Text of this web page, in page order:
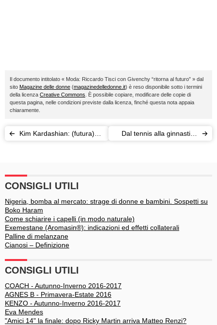
Il documento intitolato « Moda: Riccardo Tisci con Givenchy “ritorna al futuro” » dal
sito Magazine delle donne (magazinedelledonne.it) è reso disponibile sotto i termini
della licenza Creative Commons . È possibile copiare, modificare delle copie di
questa pagina, nelle condizioni previste dalla licenza, finché questa nota appaia
chiaramente.
Kim Kardashian: (futura)
Dal tennis alla ginnastica
CONSIGLI UTILI
Nigeria, bomba al mercato: strage di donne e bambini. Sospetti su
Boko Haram
Come schiarire i capelli (in modo naturale)
Exemestane (Aromasin®): indicazioni ed effetti collaterali
Palline di melanzane
Cianosi – Definizione
CONSIGLI UTILI
COACH - Autunno-Inverno 2016-2017
AGNES B - Primavera-Estate 2016
KENZO - Autunno-Inverno 2016-2017
Eva Mendes
"Amici 14" la finale: dopo Ricky Martin arriva Matteo Renzi?